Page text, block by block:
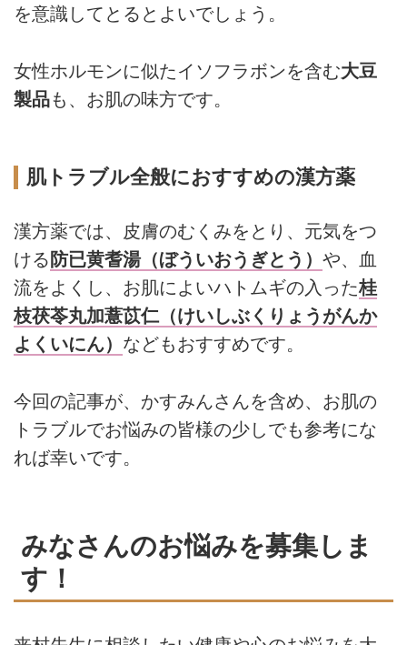
を意識してとるとよいでしょう。
女性ホルモンに似たイソフラボンを含む大豆
製品も、お肌の味方です。
肌トラブル全般におすすめの漢方薬
漢方薬では、皮膚のむくみをとり、元気をつ
ける 防已黄耆湯（ぼういおうぎとう） や、血
流をよくし、お肌によいハトムギの入った桂
枝茯苓丸加薏苡仁（けいしぶくりょうがんか
よくいにん） などもおすすめです。
今回の記事が、かすみんさんを含め、お肌の
トラブルでお悩みの皆様の少しでも参考にな
れば幸いです。
みなさんのお悩みを募集しま
す！